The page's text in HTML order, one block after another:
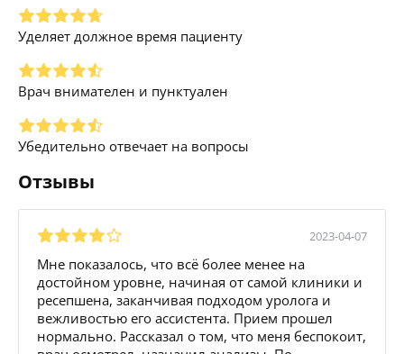
Уделяет должное время пациенту
Врач внимателен и пунктуален
Убедительно отвечает на вопросы
Отзывы
2023-04-07
Мне показалось, что всё более менее на
достойном уровне, начиная от самой клиники и
ресепшена, заканчивая подходом уролога и
вежливостью его ассистента. Прием прошел
нормально. Рассказал о том, что меня беспокоит,